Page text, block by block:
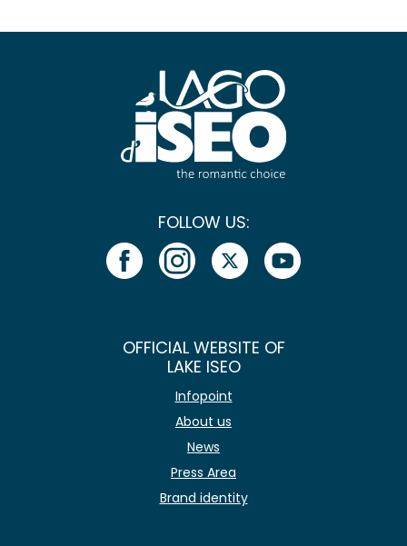
FOLLOW US:
OFFICIAL WEBSITE OF
LAKE ISEO
Infopoint
About us
News
Press Area
Brand identity